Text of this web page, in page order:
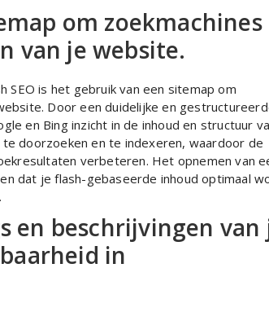
om zoekmachines
van je website.
SEO is het gebruik van een sitemap om
Door een duidelijke en
en Bing inzicht in de inhoud en structuur
doorzoeken en te indexeren, waardoor de
verbeteren. Het opnemen van
dat je flash-gebaseerde inhoud optimaal
en beschrijvingen van
in